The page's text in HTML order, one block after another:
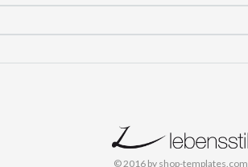
© 2016 by shop-templates.com